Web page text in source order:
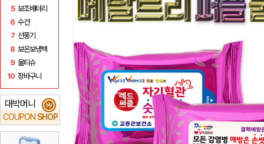
5 보조배터리
6 수건
7 선풍기
8 보온보냉백
9 물티슈
10 장바구니
대박머니
COUPON SHOP
₩